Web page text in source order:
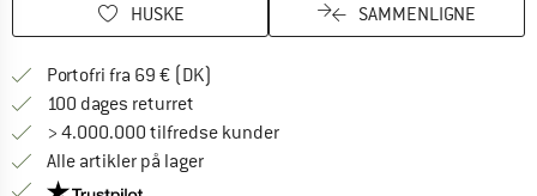
HUSKE SAMMENLIGNE
Portofri fra 69 € (DK)
100 dages returret
> 4.000.000 tilfredse kunder
Alle artikler på lager
Vi er Trustpilot-certificeret - oplysningerne får du